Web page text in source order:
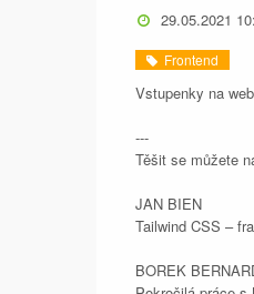
29.05.2021
Frontend
Vstupenky na
---
Těšit se můžete
JAN BIEN
Tailwind CSS –
BOREK